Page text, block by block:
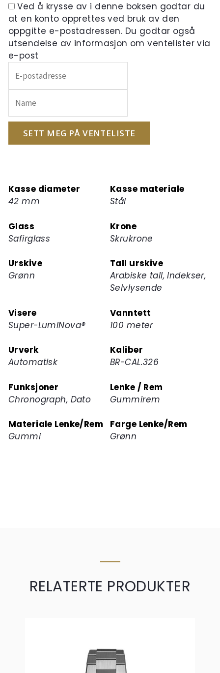
Ved å krysse av i denne boksen godtar du
at en konto opprettes ved bruk av den
oppgitte e-postadressen. Du godtar også
utsendelse av informasjon om ventelister via
e-post
inn
e-
postadressen
din
ventelisten
for
produktet
SETT MEG PÅ VENTELISTE
Kasse diameter
42 mm
Kasse materiale
Stål
Glass
Safirglass
Krone
Skrukrone
Urskive
Grønn
Tall urskive
Arabiske tall, Indekser,
Selvlysende
Visere
Super-LumiNova®
Vanntett
100 meter
Urverk
Automatisk
Kaliber
BR-CAL.326
Funksjoner
Chronograph, Dato
Lenke / Rem
Gummirem
Materiale Lenke/Rem
Gummi
Farge Lenke/Rem
Grønn
RELATERTE PRODUKTER